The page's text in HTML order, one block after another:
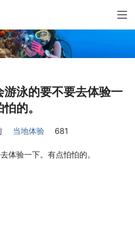
游泳的要不要去体验一
的。
当地体验 681
体验一下。有点怕怕的。